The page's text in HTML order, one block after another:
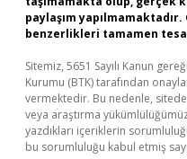
paylaşım
benzerlikleri tamamen
Sitemiz, 5651 Sayılı Kanun
Kurumu (BTK) tarafından
vermektedir. Bu nedenle,
veya araştırma
yazdıkları içeriklerin
bu sorumluluğu kabul etmiş